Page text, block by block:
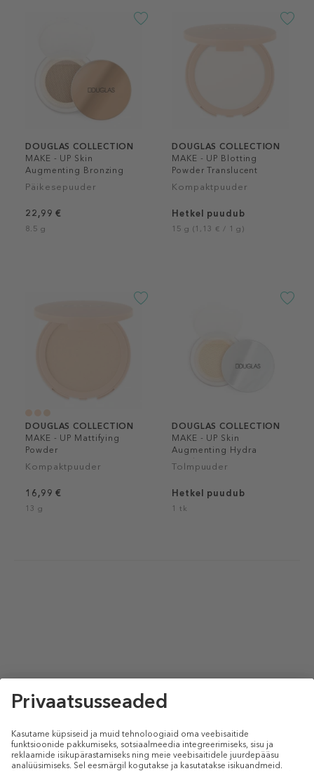
DOUGLAS COLLECTION
MAKE - UP Skin
Augmenting Bronzing
Hydra Powder Loose
Päikesepuuder
22,99 €
8.5 g
DOUGLAS COLLECTION
MAKE - UP Blotting
Powder Translucent
Kompaktpuuder
Hetkel puudub
15 g (1,13 € / 1 g)
DOUGLAS COLLECTION
MAKE - UP Mattifying
Powder
Kompaktpuuder
16,99 €
13 g
DOUGLAS COLLECTION
MAKE - UP Skin
Augmenting Hydra
Powder
Tolmpuuder
Hetkel puudub
1 tk